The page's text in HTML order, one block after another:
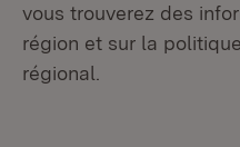
vous trouverez des
région et sur la
régional.